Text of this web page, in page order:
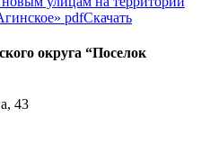
pdfСкачать
округа “Поселок
43